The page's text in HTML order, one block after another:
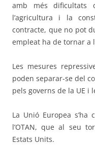
amb més dificultats
l’agricultura i la
contracte, que no pot
empleat ha de tornar a
Les mesures
poden separar-se del
pels governs de la UE i
La Unió Europea
l’OTAN, que al seu
Estats Units.